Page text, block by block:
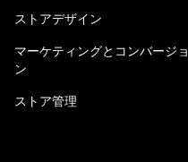
ストアデザイン
マーケティングとコンバージョ
ン
ストア管理